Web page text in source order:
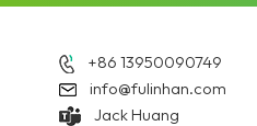
+86 13950090749
info@fulinhan.com
Jack Huang